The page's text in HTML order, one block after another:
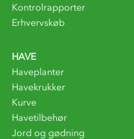
Kontrolrapporter
Erhvervskøb
HAVE
Haveplanter
Havekrukker
Kurve
Havetilbehør
Jord og gødning